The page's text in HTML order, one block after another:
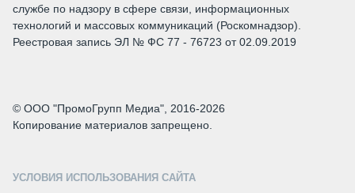
службе по надзору в сфере связи, информационных
технологий и массовых коммуникаций (Роскомнадзор).
Реестровая запись ЭЛ № ФС 77 - 76723 от 02.09.2019
© ООО "ПромоГрупп Медиа", 2016-2026
Копирование материалов запрещено.
УСЛОВИЯ ИСПОЛЬЗОВАНИЯ САЙТА